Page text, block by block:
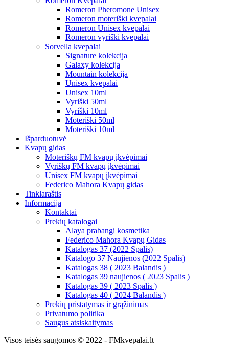
Romeron Pheromone Unisex
Romeron moteriški kvepalai
Romeron Unisex kvepalai
Romeron vyriški kvepalai
Sorvella kvepalai
Signature kolekcija
Galaxy kolekcija
Mountain kolekcija
Unisex kvepalai
Unisex 10ml
Vyriški 50ml
Vyriški 10ml
Moteriški 50ml
Moteriški 10ml
Išparduotuvė
Kvapų gidas
Moteriškų FM kvapų įkvėpimai
Vyriškų FM kvapų įkvėpimai
Unisex FM kvapų įkvėpimai
Federico Mahora Kvapų gidas
Tinklaraštis
Informacija
Kontaktai
Prekių katalogai
Alaya prabangi kosmetika
Federico Mahora Kvapų Gidas
Katalogas 37 (2022 Spalis)
Katalogo 37 Naujienos (2022 Spalis)
Katalogas 38 ( 2023 Balandis )
Katalogas 39 naujienos ( 2023 Spalis )
Katalogas 39 ( 2023 Spalis )
Katalogas 40 ( 2024 Balandis )
Prekių pristatymas ir grąžinimas
Privatumo politika
Saugus atsiskaitymas
Visos teisės saugomos © 2022 - FMkvepalai.lt